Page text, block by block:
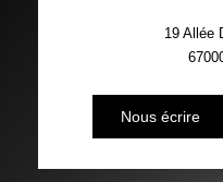
19 Allée
Nous écrire